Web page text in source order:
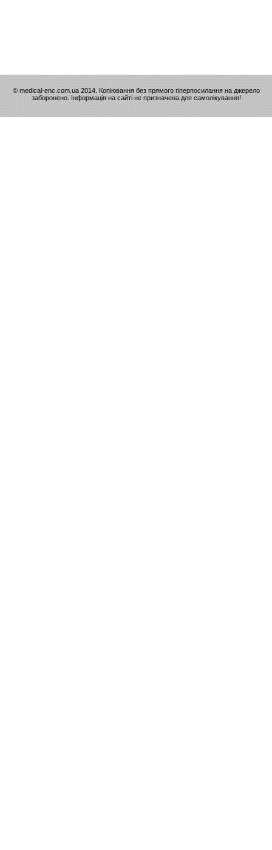
© medical-enc.com.ua 2014. Копіювання без прямого гіперпосилання на джерело
заборонено. Інформація на сайті не призначена для самолікування!